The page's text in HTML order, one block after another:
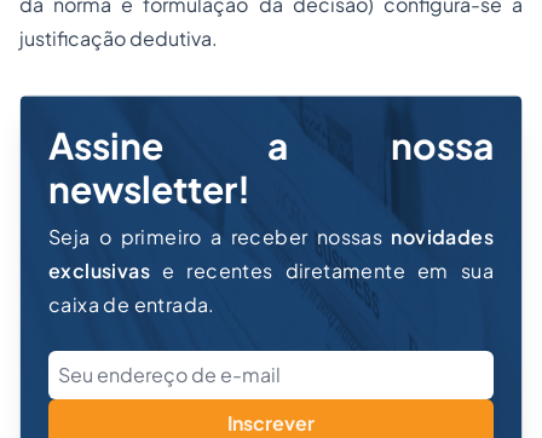
justificação dedutiva.
Assine a nossa
newsletter!
Seja o primeiro a receber nossas novidades
exclusivas e recentes diretamente em sua
caixa de entrada.
Inscrever